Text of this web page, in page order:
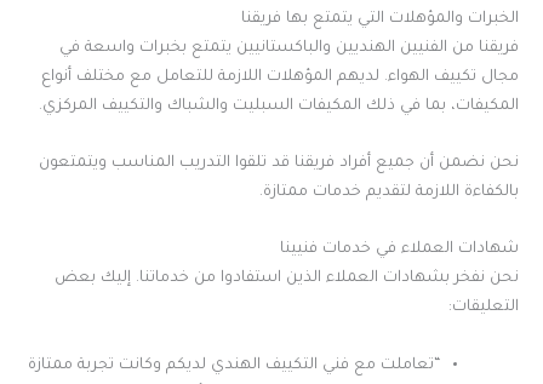
الخبرات والمؤهلات التي يتمتع بها فريقنا
فريقنا من الفنيين الهنديين والباكستانيين يتمتع بخبرات واسعة في
مجال تكييف الهواء. لديهم المؤهلات اللازمة للتعامل مع مختلف أنواع
المكيفات، بما في ذلك المكيفات السبليت والشباك والتكييف المركزي.
نحن نضمن أن جميع أفراد فريقنا قد تلقوا التدريب المناسب ويتمتعون
بالكفاءة اللازمة لتقديم خدمات ممتازة.
شهادات العملاء في خدمات فنيينا
نحن نفخر بشهادات العملاء الذين استفادوا من خدماتنا. إليك بعض
التعليقات:
“تعاملت مع فني التكييف الهندي لديكم وكانت تجربة ممتازة